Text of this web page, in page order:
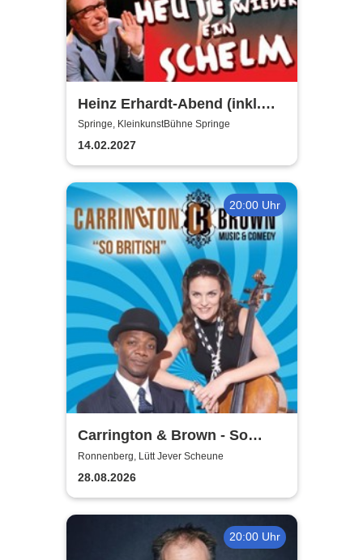
Heinz Erhardt-Abend (inkl.
Getränke)
Springe, KleinkunstBühne Springe
14.02.2027
20:00 Uhr
Carrington & Brown - So
Beritsh
Ronnenberg, Lütt Jever Scheune
28.08.2026
20:00 Uhr